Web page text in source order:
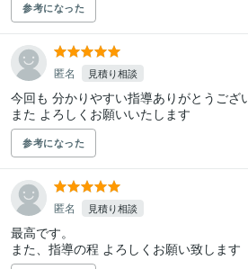
参考になった
匿名 見積り相談
今回も 分かりやすい指導ありがとうござ
また よろしくお願いいたします
参考になった
匿名 見積り相談
最高です。
また、指導の程 よろしくお願い致します